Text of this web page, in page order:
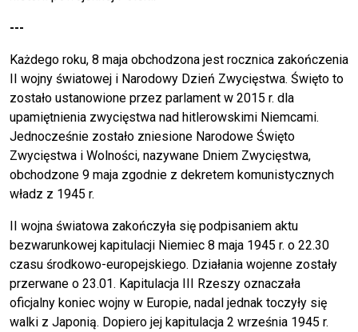
---
Każdego roku, 8 maja obchodzona jest rocznica zakończenia
II wojny światowej i Narodowy Dzień Zwycięstwa. Święto to
zostało ustanowione przez parlament w 2015 r. dla
upamiętnienia zwycięstwa nad hitlerowskimi Niemcami.
Jednocześnie zostało zniesione Narodowe Święto
Zwycięstwa i Wolności, nazywane Dniem Zwycięstwa,
obchodzone 9 maja zgodnie z dekretem komunistycznych
władz z 1945 r.
II wojna światowa zakończyła się podpisaniem aktu
bezwarunkowej kapitulacji Niemiec 8 maja 1945 r. o 22.30
czasu środkowo-europejskiego. Działania wojenne zostały
przerwane o 23.01. Kapitulacja III Rzeszy oznaczała
oficjalny koniec wojny w Europie, nadal jednak toczyły się
walki z Japonią. Dopiero jej kapitulacja 2 września 1945 r.